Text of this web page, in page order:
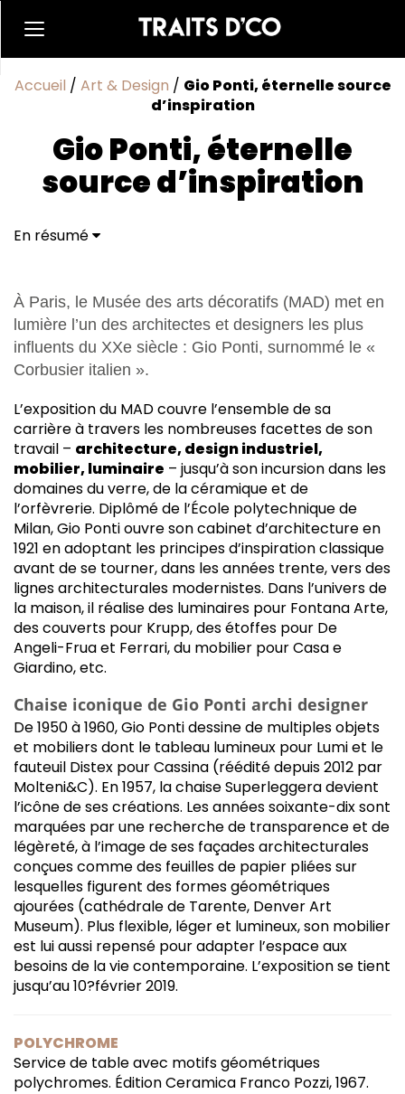
Accueil / Art & Design / Gio Ponti, éternelle source
d’inspiration
Gio Ponti, éternelle
source d’inspiration
En résumé
À Paris, le Musée des arts décoratifs (MAD) met en
lumière l’un des architectes et designers les plus
influents du XXe siècle : Gio Ponti, surnommé le «
Corbusier italien ».
L’exposition du MAD couvre l’ensemble de sa
carrière à travers les nombreuses facettes de son
travail – architecture, design industriel,
mobilier, luminaire – jusqu’à son incursion dans les
domaines du verre, de la céramique et de
l’orfèvrerie. Diplômé de l’École polytechnique de
Milan, Gio Ponti ouvre son cabinet d’architecture en
1921 en adoptant les principes d’inspiration classique
avant de se tourner, dans les années trente, vers des
lignes architecturales modernistes. Dans l’univers de
la maison, il réalise des luminaires pour Fontana Arte,
des couverts pour Krupp, des étoffes pour De
Angeli-Frua et Ferrari, du mobilier pour Casa e
Giardino, etc.
Chaise iconique de Gio Ponti archi designer
De 1950 à 1960, Gio Ponti dessine de multiples objets
et mobiliers dont le tableau lumineux pour Lumi et le
fauteuil Distex pour Cassina (réédité depuis 2012 par
Molteni&C). En 1957, la chaise Superleggera devient
l’icône de ses créations. Les années soixante-dix sont
marquées par une recherche de transparence et de
légèreté, à l’image de ses façades architecturales
conçues comme des feuilles de papier pliées sur
lesquelles figurent des formes géométriques
ajourées (cathédrale de Tarente, Denver Art
Museum). Plus flexible, léger et lumineux, son mobilier
est lui aussi repensé pour adapter l’espace aux
besoins de la vie contemporaine. L’exposition se tient
jusqu’au 10?février 2019.
POLYCHROME
Service de table avec motifs géométriques
polychromes. Édition Ceramica Franco Pozzi, 1967.